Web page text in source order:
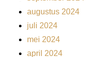
augustus 2024
juli 2024
mei 2024
april 2024